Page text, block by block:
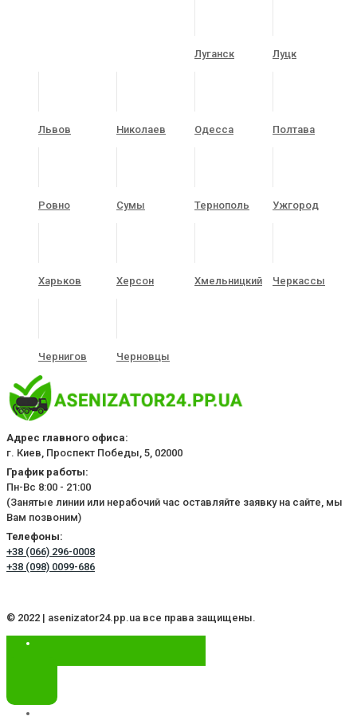
Луганск Луцк
Львов Николаев Одесса Полтава
Ровно Сумы Тернополь Ужгород
Харьков Херсон Хмельницкий Черкассы
Чернигов Черновцы
Адрес главного офиса:
г. Киев, Проспект Победы, 5, 02000
График работы:
Пн-Вс 8:00 - 21:00
(Занятые линии или нерабочий час оставляйте заявку на сайте, мы
Вам позвоним)
Телефоны:
+38 (066) 296-0008
+38 (098) 0099-686
© 2022 | asenizator24.pp.ua все права защищены.